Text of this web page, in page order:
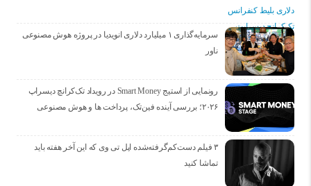
سرمایه‌گذاری ۱ میلیارد دلاری انویدیا در پروژه هوش مصنوعی
ناور
رونمایی از استیج Smart Money در رویداد تک‌کرانچ دیسراپ
۲۰۲۶؛ بررسی آینده فین‌تک، پرداخت‌ ها و هوش مصنوعی
۳ فیلم دست‌کم‌گرفته‌شده اپل تی وی که این آخر هفته باید
تماشا کنید